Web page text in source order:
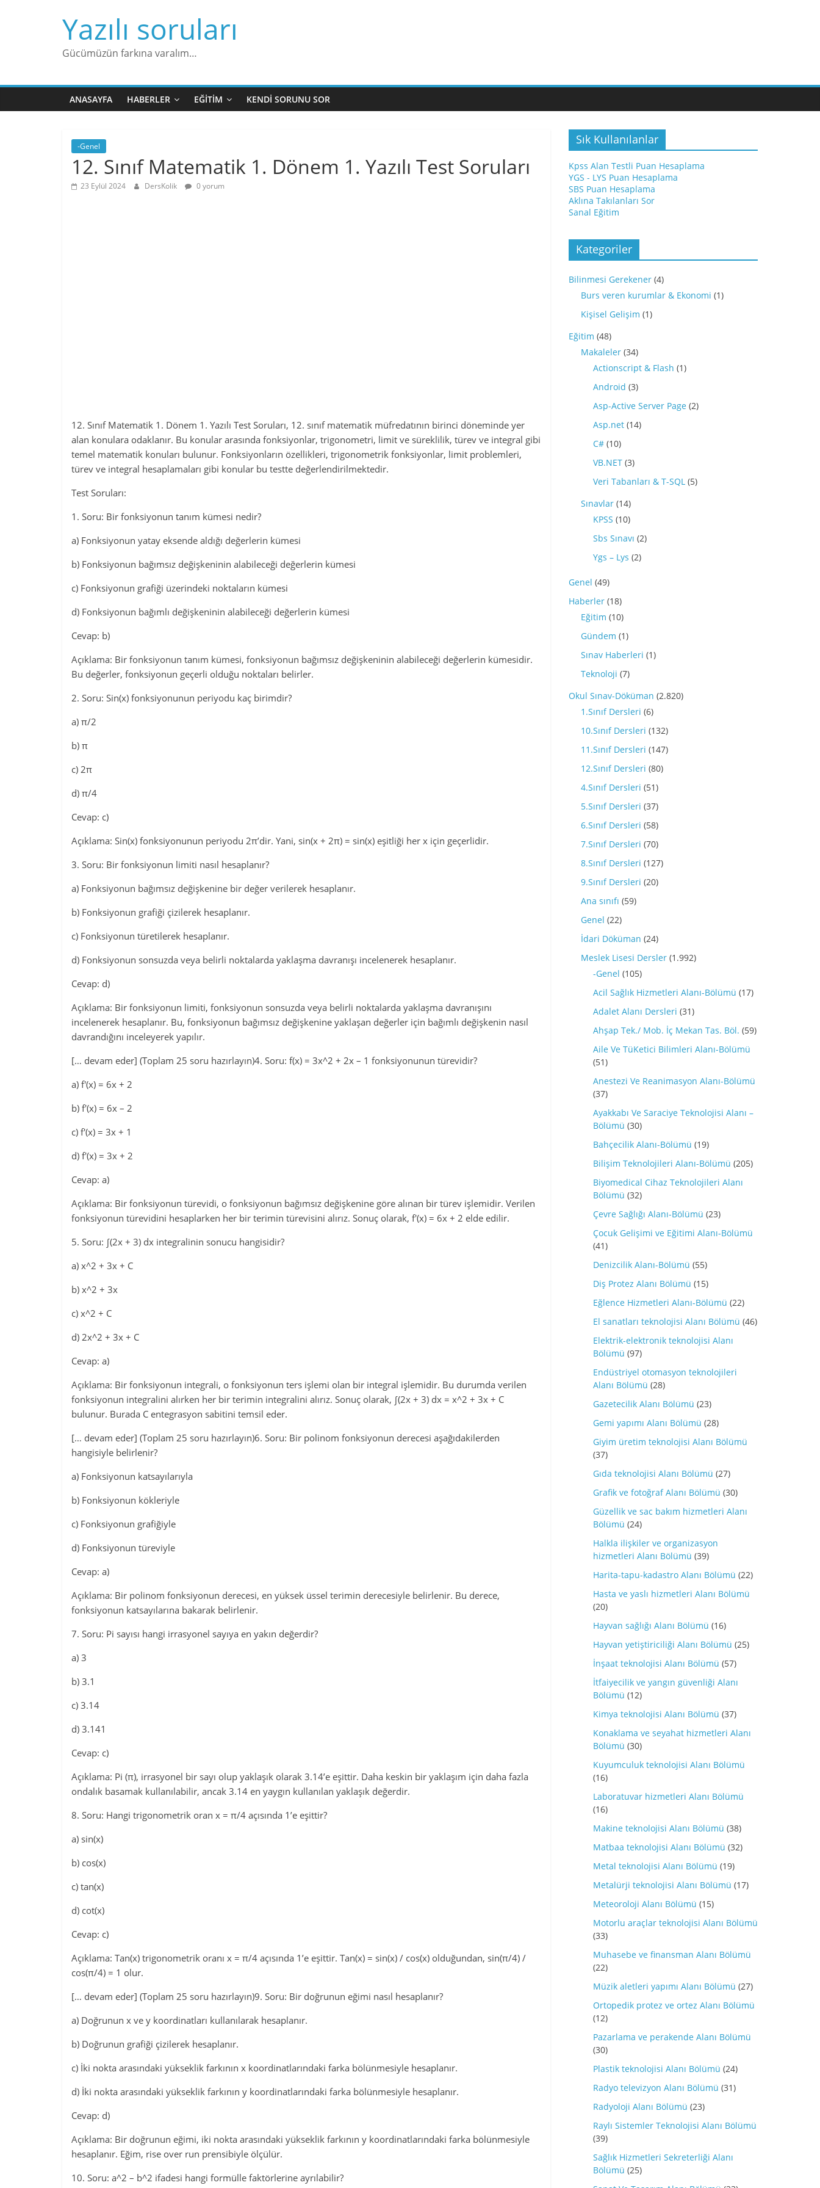
Yazılı soruları
Gücümüzün farkına varalım…
ANASAYFA HABERLER EĞITIM KENDI SORUNU SOR
-Genel
12. Sınıf Matematik 1. Dönem 1. Yazılı Test Soruları
23 Eylül 2024 DersKolik 0 yorum
12. Sınıf Matematik 1. Dönem 1. Yazılı Test Soruları, 12. sınıf matematik müfredatının birinci döneminde yer
alan konulara odaklanır. Bu konular arasında fonksiyonlar, trigonometri, limit ve süreklilik, türev ve integral gibi
temel matematik konuları bulunur. Fonksiyonların özellikleri, trigonometrik fonksiyonlar, limit problemleri,
türev ve integral hesaplamaları gibi konular bu testte değerlendirilmektedir.
Test Soruları:
1. Soru: Bir fonksiyonun tanım kümesi nedir?
a) Fonksiyonun yatay eksende aldığı değerlerin kümesi
b) Fonksiyonun bağımsız değişkeninin alabileceği değerlerin kümesi
c) Fonksiyonun grafiği üzerindeki noktaların kümesi
d) Fonksiyonun bağımlı değişkeninin alabileceği değerlerin kümesi
Cevap: b)
Açıklama: Bir fonksiyonun tanım kümesi, fonksiyonun bağımsız değişkeninin alabileceği değerlerin kümesidir.
Bu değerler, fonksiyonun geçerli olduğu noktaları belirler.
2. Soru: Sin(x) fonksiyonunun periyodu kaç birimdir?
a) π/2
b) π
c) 2π
d) π/4
Cevap: c)
Açıklama: Sin(x) fonksiyonunun periyodu 2π’dir. Yani, sin(x + 2π) = sin(x) eşitliği her x için geçerlidir.
3. Soru: Bir fonksiyonun limiti nasıl hesaplanır?
a) Fonksiyonun bağımsız değişkenine bir değer verilerek hesaplanır.
b) Fonksiyonun grafiği çizilerek hesaplanır.
c) Fonksiyonun türetilerek hesaplanır.
d) Fonksiyonun sonsuzda veya belirli noktalarda yaklaşma davranışı incelenerek hesaplanır.
Cevap: d)
Açıklama: Bir fonksiyonun limiti, fonksiyonun sonsuzda veya belirli noktalarda yaklaşma davranışını
incelenerek hesaplanır. Bu, fonksiyonun bağımsız değişkenine yaklaşan değerler için bağımlı değişkenin nasıl
davrandığını inceleyerek yapılır.
[… devam eder] (Toplam 25 soru hazırlayın)4. Soru: f(x) = 3x^2 + 2x – 1 fonksiyonunun türevidir?
a) f'(x) = 6x + 2
b) f'(x) = 6x – 2
c) f'(x) = 3x + 1
d) f'(x) = 3x + 2
Cevap: a)
Açıklama: Bir fonksiyonun türevidi, o fonksiyonun bağımsız değişkenine göre alınan bir türev işlemidir. Verilen
fonksiyonun türevidini hesaplarken her bir terimin türevisini alırız. Sonuç olarak, f'(x) = 6x + 2 elde edilir.
5. Soru: ∫(2x + 3) dx integralinin sonucu hangisidir?
a) x^2 + 3x + C
b) x^2 + 3x
c) x^2 + C
d) 2x^2 + 3x + C
Cevap: a)
Açıklama: Bir fonksiyonun integrali, o fonksiyonun ters işlemi olan bir integral işlemidir. Bu durumda verilen
fonksiyonun integralini alırken her bir terimin integralini alırız. Sonuç olarak, ∫(2x + 3) dx = x^2 + 3x + C
bulunur. Burada C entegrasyon sabitini temsil eder.
[… devam eder] (Toplam 25 soru hazırlayın)6. Soru: Bir polinom fonksiyonun derecesi aşağıdakilerden
hangisiyle belirlenir?
a) Fonksiyonun katsayılarıyla
b) Fonksiyonun kökleriyle
c) Fonksiyonun grafiğiyle
d) Fonksiyonun türeviyle
Cevap: a)
Açıklama: Bir polinom fonksiyonun derecesi, en yüksek üssel terimin derecesiyle belirlenir. Bu derece,
fonksiyonun katsayılarına bakarak belirlenir.
7. Soru: Pi sayısı hangi irrasyonel sayıya en yakın değerdir?
a) 3
b) 3.1
c) 3.14
d) 3.141
Cevap: c)
Açıklama: Pi (π), irrasyonel bir sayı olup yaklaşık olarak 3.14’e eşittir. Daha keskin bir yaklaşım için daha fazla
ondalık basamak kullanılabilir, ancak 3.14 en yaygın kullanılan yaklaşık değerdir.
8. Soru: Hangi trigonometrik oran x = π/4 açısında 1’e eşittir?
a) sin(x)
b) cos(x)
c) tan(x)
d) cot(x)
Cevap: c)
Açıklama: Tan(x) trigonometrik oranı x = π/4 açısında 1’e eşittir. Tan(x) = sin(x) / cos(x) olduğundan, sin(π/4) /
cos(π/4) = 1 olur.
[… devam eder] (Toplam 25 soru hazırlayın)9. Soru: Bir doğrunun eğimi nasıl hesaplanır?
a) Doğrunun x ve y koordinatları kullanılarak hesaplanır.
b) Doğrunun grafiği çizilerek hesaplanır.
c) İki nokta arasındaki yükseklik farkının x koordinatlarındaki farka bölünmesiyle hesaplanır.
d) İki nokta arasındaki yükseklik farkının y koordinatlarındaki farka bölünmesiyle hesaplanır.
Cevap: d)
Açıklama: Bir doğrunun eğimi, iki nokta arasındaki yükseklik farkının y koordinatlarındaki farka bölünmesiyle
hesaplanır. Eğim, rise over run prensibiyle ölçülür.
10. Soru: a^2 – b^2 ifadesi hangi formülle faktörlerine ayrılabilir?
Sık Kullanılanlar
Kpss Alan Testli Puan Hesaplama
YGS - LYS Puan Hesaplama
SBS Puan Hesaplama
Aklına Takılanları Sor
Sanal Eğitim
Kategoriler
Bilinmesi Gerekener (4)
Burs veren kurumlar & Ekonomi (1)
Kişisel Gelişim (1)
Eğitim (48)
Makaleler (34)
Actionscript & Flash (1)
Android (3)
Asp-Active Server Page (2)
Asp.net (14)
C# (10)
VB.NET (3)
Veri Tabanları & T-SQL (5)
Sınavlar (14)
KPSS (10)
Sbs Sınavı (2)
Ygs – Lys (2)
Genel (49)
Haberler (18)
Eğitim (10)
Gündem (1)
Sınav Haberleri (1)
Teknoloji (7)
Okul Sınav-Döküman (2.820)
1.Sınıf Dersleri (6)
10.Sınıf Dersleri (132)
11.Sınıf Dersleri (147)
12.Sınıf Dersleri (80)
4.Sınıf Dersleri (51)
5.Sınıf Dersleri (37)
6.Sınıf Dersleri (58)
7.Sınıf Dersleri (70)
8.Sınıf Dersleri (127)
9.Sınıf Dersleri (20)
Ana sınıfı (59)
Genel (22)
İdari Döküman (24)
Meslek Lisesi Dersler (1.992)
-Genel (105)
Acil Sağlık Hizmetleri Alanı-Bölümü (17)
Adalet Alanı Dersleri (31)
Ahşap Tek./ Mob. İç Mekan Tas. Böl. (59)
Aile Ve TüKetici Bilimleri Alanı-Bölümü
(51)
Anestezi Ve Reanimasyon Alanı-Bölümü
(37)
Ayakkabı Ve Saraciye Teknolojisi Alanı –
Bölümü (30)
Bahçecilik Alanı-Bölümü (19)
Bilişim Teknolojileri Alanı-Bölümü (205)
Biyomedical Cihaz Teknolojileri Alanı
Bölümü (32)
Çevre Sağlığı Alanı-Bölümü (23)
Çocuk Gelişimi ve Eğitimi Alanı-Bölümü
(41)
Denizcilik Alanı-Bölümü (55)
Diş Protez Alanı Bölümü (15)
Eğlence Hizmetleri Alanı-Bölümü (22)
El sanatları teknolojisi Alanı Bölümü (46)
Elektrik-elektronik teknolojisi Alanı
Bölümü (97)
Endüstriyel otomasyon teknolojileri
Alanı Bölümü (28)
Gazetecilik Alanı Bölümü (23)
Gemi yapımı Alanı Bölümü (28)
Giyim üretim teknolojisi Alanı Bölümü
(37)
Gıda teknolojisi Alanı Bölümü (27)
Grafik ve fotoğraf Alanı Bölümü (30)
Güzellik ve sac bakım hizmetleri Alanı
Bölümü (24)
Halkla ilişkiler ve organizasyon
hizmetleri Alanı Bölümü (39)
Harita-tapu-kadastro Alanı Bölümü (22)
Hasta ve yaslı hizmetleri Alanı Bölümü
(20)
Hayvan sağlığı Alanı Bölümü (16)
Hayvan yetiştiriciliği Alanı Bölümü (25)
İnşaat teknolojisi Alanı Bölümü (57)
İtfaiyecilik ve yangın güvenliği Alanı
Bölümü (12)
Kimya teknolojisi Alanı Bölümü (37)
Konaklama ve seyahat hizmetleri Alanı
Bölümü (30)
Kuyumculuk teknolojisi Alanı Bölümü
(16)
Laboratuvar hizmetleri Alanı Bölümü
(16)
Makine teknolojisi Alanı Bölümü (38)
Matbaa teknolojisi Alanı Bölümü (32)
Metal teknolojisi Alanı Bölümü (19)
Metalürji teknolojisi Alanı Bölümü (17)
Meteoroloji Alanı Bölümü (15)
Motorlu araçlar teknolojisi Alanı Bölümü
(33)
Muhasebe ve finansman Alanı Bölümü
(22)
Müzik aletleri yapımı Alanı Bölümü (27)
Ortopedik protez ve ortez Alanı Bölümü
(12)
Pazarlama ve perakende Alanı Bölümü
(30)
Plastik teknolojisi Alanı Bölümü (24)
Radyo televizyon Alanı Bölümü (31)
Radyoloji Alanı Bölümü (23)
Raylı Sistemler Teknolojisi Alanı Bölümü
(39)
Sağlık Hizmetleri Sekreterliği Alanı
Bölümü (25)